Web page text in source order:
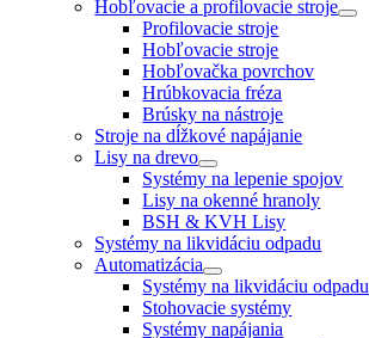
Hobľovacie a profilovacie stroje
Profilovacie stroje
Hobľovacie stroje
Hobľovačka povrchov
Hrúbkovacia fréza
Brúsky na nástroje
Stroje na dĺžkové napájanie
Lisy na drevo
Systémy na lepenie spojov
Lisy na okenné hranoly
BSH & KVH Lisy
Systémy na likvidáciu odpadu
Automatizácia
Systémy na likvidáciu odpadu
Stohovacie systémy
Systémy napájania